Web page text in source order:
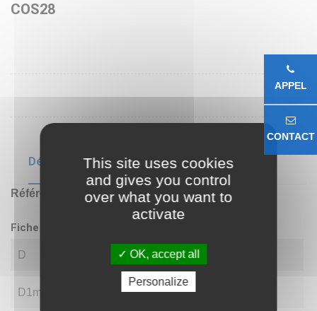
COS28
Détails du produit
Référence COS28
Fiche technique
D 28.00
D1min 32.29
APPEL
CONTACT
This site uses cookies
and gives you control
over what you want to
activate
OK, accept all
Personalize